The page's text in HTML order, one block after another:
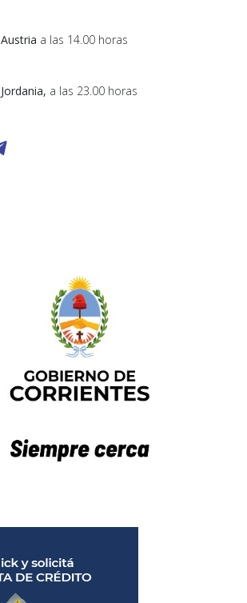
Austria a las 14.00 horas
Jordania, a las 23.00 horas